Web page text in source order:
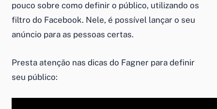
pouco sobre como definir o público, utilizando os
filtro do Facebook. Nele, é possível lançar o seu
anúncio para as pessoas certas.
Presta atenção nas dicas do Fagner para definir
seu público: